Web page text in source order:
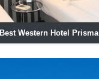
Best Western Hotel Prisma